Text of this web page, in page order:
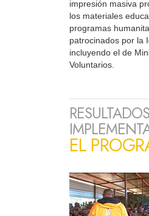
impresión masiva
los materiales
programas
patrocinados por la
incluyendo el de
Voluntarios.
EL